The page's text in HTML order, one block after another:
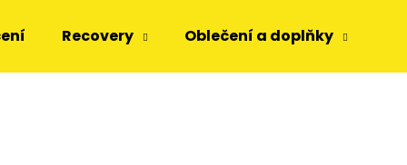
Recovery Oblečení a doplňky